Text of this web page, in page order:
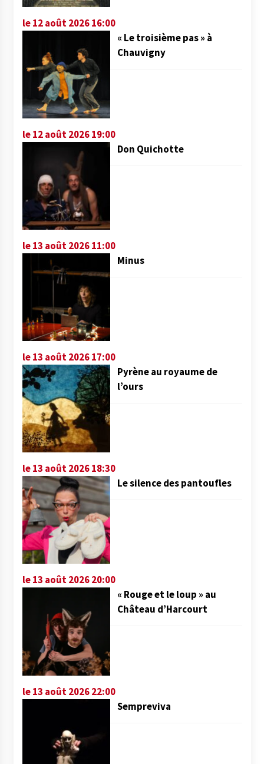
le 12 août 2026 16:00
« Le troisième pas » à
Chauvigny
le 12 août 2026 19:00
Don Quichotte
le 13 août 2026 11:00
Minus
le 13 août 2026 17:00
Pyrène au royaume de
l’ours
le 13 août 2026 18:30
Le silence des pantoufles
le 13 août 2026 20:00
« Rouge et le loup » au
Château d’Harcourt
le 13 août 2026 22:00
Sempreviva